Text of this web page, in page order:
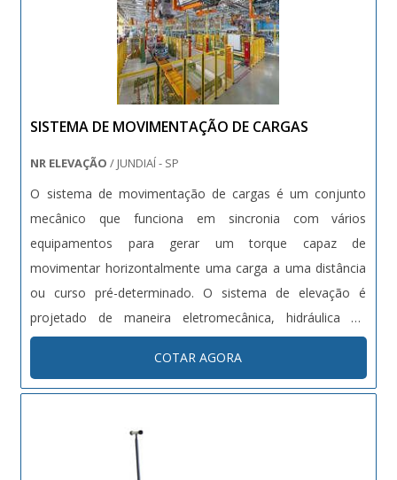
SISTEMA DE MOVIMENTAÇÃO DE CARGAS
NR ELEVAÇÃO / JUNDIAÍ - SP
O sistema de movimentação de cargas é um conjunto
mecânico que funciona em sincronia com vários
equipamentos para gerar um torque capaz de
movimentar horizontalmente uma carga a uma distância
ou curso pré-determinado. O sistema de elevação é
projetado de maneira eletromecânica, hidráulica ou
dependendo da aplicação no processo e a carga, pode
ser usada apenas a forma mecânica. Especificações do
Produto: Capacidade da Carga: 0,1 a 200 Tonelad....
COTAR AGORA